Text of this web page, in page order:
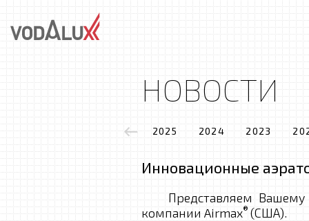
НОВОСТИ
2025 2024 2023
Инновационные
Представляем Вашему
компании Airmax®(США).